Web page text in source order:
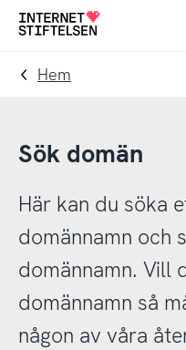
Till
navigering
Till
innehåll
Till
Hem
Sök domän
Här kan du söka
domännamn och
domännamn. Vill
domännamn så
någon av våra